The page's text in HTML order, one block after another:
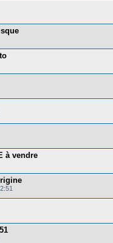
à vendre